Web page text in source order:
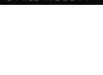
품 사례도 없습니다.